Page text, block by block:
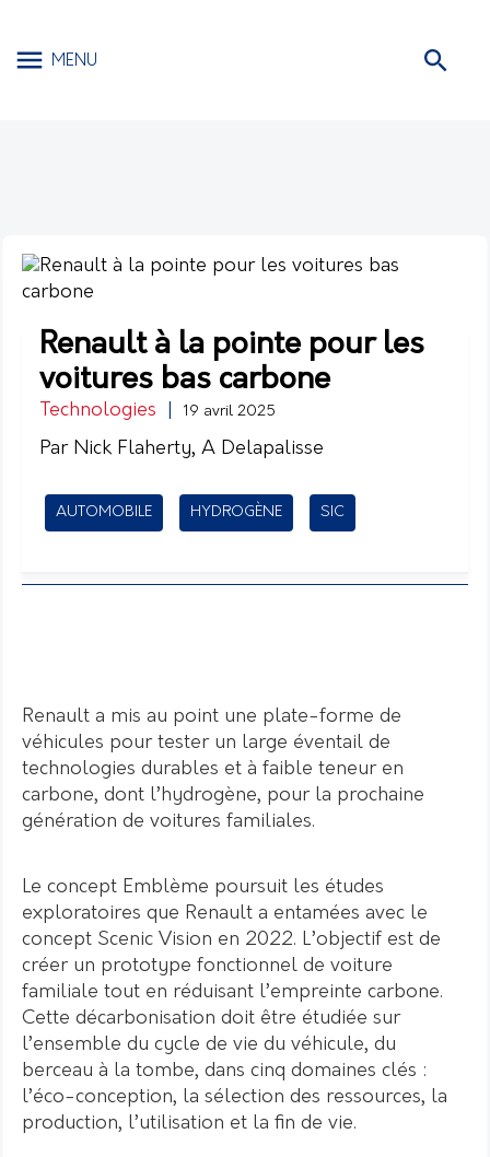
MENU
Renault à la pointe pour les
voitures bas carbone
Technologies 19 avril 2025
Par Nick Flaherty, A Delapalisse
AUTOMOBILE HYDROGÈNE SIC
Renault a mis au point une plate-forme de
véhicules pour tester un large éventail de
technologies durables et à faible teneur en
carbone, dont l’hydrogène, pour la prochaine
génération de voitures familiales.
Le concept Emblème poursuit les études
exploratoires que Renault a entamées avec le
concept Scenic Vision en 2022. L’objectif est de
créer un prototype fonctionnel de voiture
familiale tout en réduisant l’empreinte carbone.
Cette décarbonisation doit être étudiée sur
l’ensemble du cycle de vie du véhicule, du
berceau à la tombe, dans cinq domaines clés :
l’éco-conception, la sélection des ressources, la
production, l’utilisation et la fin de vie.